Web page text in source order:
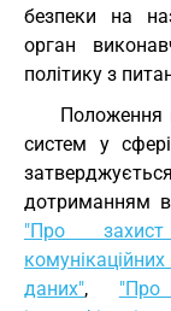
безпеки на
орган
політику з
Положення
систем у
дотриманням
"Про
даних", "Про